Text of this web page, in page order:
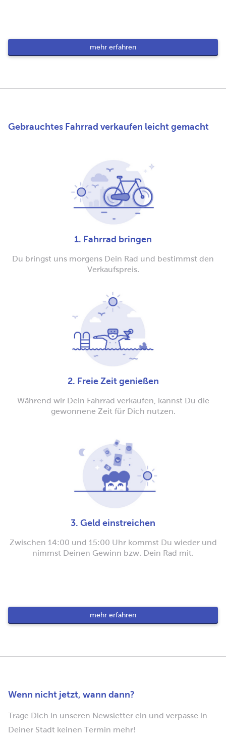
mehr erfahren
Gebrauchtes Fahrrad verkaufen leicht gemacht
1. Fahrrad bringen
Du bringst uns morgens Dein Rad und bestimmst den
Verkaufspreis.
2. Freie Zeit genießen
Während wir Dein Fahrrad verkaufen, kannst Du die
gewonnene Zeit für Dich nutzen.
3. Geld einstreichen
Zwischen 14:00 und 15:00 Uhr kommst Du wieder und
nimmst Deinen Gewinn bzw. Dein Rad mit.
mehr erfahren
Wenn nicht jetzt, wann dann?
Trage Dich in unseren Newsletter ein und verpasse in
Deiner Stadt keinen Termin mehr!